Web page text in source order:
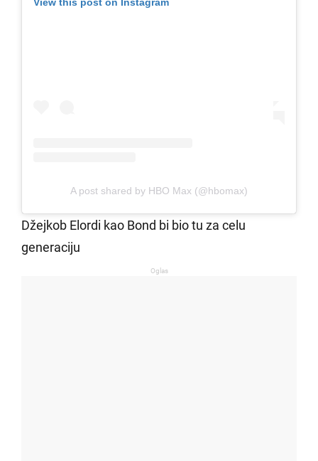
A post shared by HBO Max (@hbomax)
Džejkob Elordi kao Bond bi bio tu za celu
generaciju
Oglas